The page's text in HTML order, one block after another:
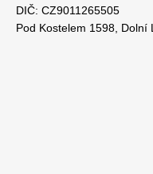
DIČ: CZ9011265505
Pod Kostelem 1598, Dolní